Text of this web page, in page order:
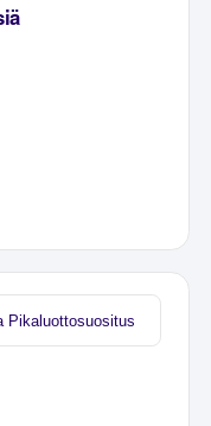
Pikaluottosuositus